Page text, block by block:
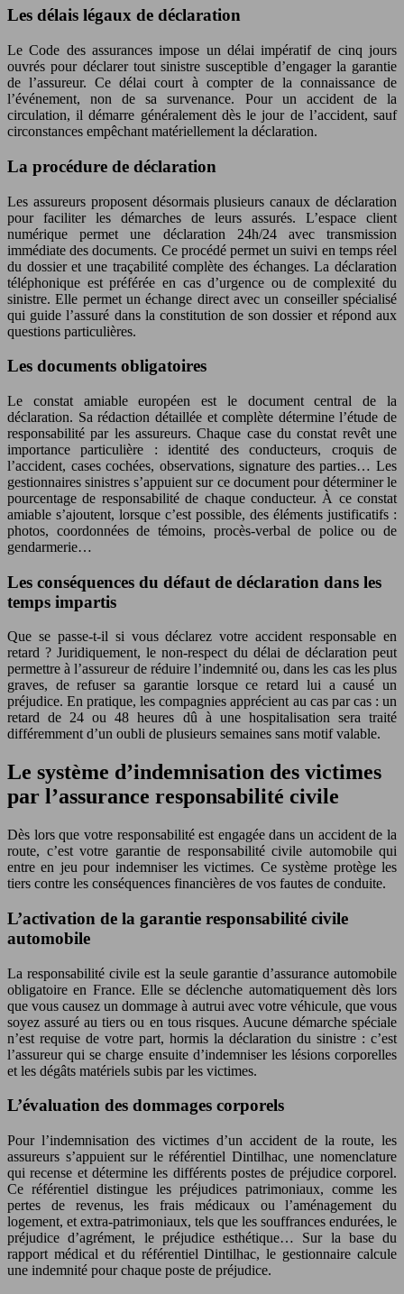
Les délais légaux de déclaration
Le Code des assurances impose un délai impératif de cinq jours
ouvrés pour déclarer tout sinistre susceptible d’engager la garantie
de l’assureur. Ce délai court à compter de la connaissance de
l’événement, non de sa survenance. Pour un accident de la
circulation, il démarre généralement dès le jour de l’accident, sauf
circonstances empêchant matériellement la déclaration.
La procédure de déclaration
Les assureurs proposent désormais plusieurs canaux de déclaration
pour faciliter les démarches de leurs assurés. L’espace client
numérique permet une déclaration 24h/24 avec transmission
immédiate des documents. Ce procédé permet un suivi en temps réel
du dossier et une traçabilité complète des échanges. La déclaration
téléphonique est préférée en cas d’urgence ou de complexité du
sinistre. Elle permet un échange direct avec un conseiller spécialisé
qui guide l’assuré dans la constitution de son dossier et répond aux
questions particulières.
Les documents obligatoires
Le constat amiable européen est le document central de la
déclaration. Sa rédaction détaillée et complète détermine l’étude de
responsabilité par les assureurs. Chaque case du constat revêt une
importance particulière : identité des conducteurs, croquis de
l’accident, cases cochées, observations, signature des parties… Les
gestionnaires sinistres s’appuient sur ce document pour déterminer le
pourcentage de responsabilité de chaque conducteur. À ce constat
amiable s’ajoutent, lorsque c’est possible, des éléments justificatifs :
photos, coordonnées de témoins, procès-verbal de police ou de
gendarmerie…
Les conséquences du défaut de déclaration dans les
temps impartis
Que se passe-t-il si vous déclarez votre accident responsable en
retard ? Juridiquement, le non-respect du délai de déclaration peut
permettre à l’assureur de réduire l’indemnité ou, dans les cas les plus
graves, de refuser sa garantie lorsque ce retard lui a causé un
préjudice. En pratique, les compagnies apprécient au cas par cas : un
retard de 24 ou 48 heures dû à une hospitalisation sera traité
différemment d’un oubli de plusieurs semaines sans motif valable.
Le système d’indemnisation des victimes
par l’assurance responsabilité civile
Dès lors que votre responsabilité est engagée dans un accident de la
route, c’est votre garantie de responsabilité civile automobile qui
entre en jeu pour indemniser les victimes. Ce système protège les
tiers contre les conséquences financières de vos fautes de conduite.
L’activation de la garantie responsabilité civile
automobile
La responsabilité civile est la seule garantie d’assurance automobile
obligatoire en France. Elle se déclenche automatiquement dès lors
que vous causez un dommage à autrui avec votre véhicule, que vous
soyez assuré au tiers ou en tous risques. Aucune démarche spéciale
n’est requise de votre part, hormis la déclaration du sinistre : c’est
l’assureur qui se charge ensuite d’indemniser les lésions corporelles
et les dégâts matériels subis par les victimes.
L’évaluation des dommages corporels
Pour l’indemnisation des victimes d’un accident de la route, les
assureurs s’appuient sur le référentiel Dintilhac, une nomenclature
qui recense et détermine les différents postes de préjudice corporel.
Ce référentiel distingue les préjudices patrimoniaux, comme les
pertes de revenus, les frais médicaux ou l’aménagement du
logement, et extra-patrimoniaux, tels que les souffrances endurées, le
préjudice d’agrément, le préjudice esthétique… Sur la base du
rapport médical et du référentiel Dintilhac, le gestionnaire calcule
une indemnité pour chaque poste de préjudice.